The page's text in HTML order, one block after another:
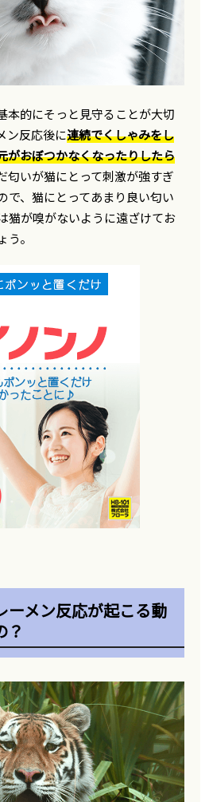
本的にそっと見守ることが大切
ン反応後に連続でくしゃみをし
がおぼつかなくなったりしたら
匂いが猫にとって刺激が強すぎ
で、猫にとってあまり良い匂い
猫が嗅がないように遠ざけてお
。
ーメン反応が起こる動
？